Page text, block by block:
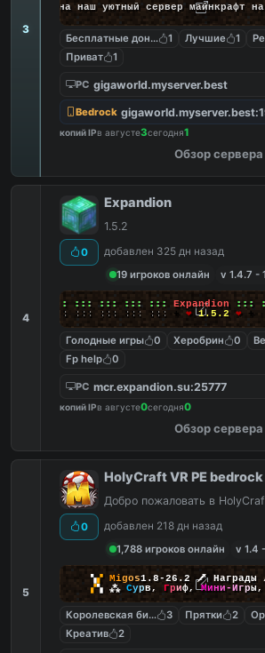
3
на наш уютный сервер майнкрафт
Бесплатные донат кейсы
1 Лучшие 1
Приват
1
PC gigaworld.myserver.best
Bedrock
копий IPв августе3сегодня1
Обзор сервера
4
0
Expandion
1.5.2
добавлен 325 дн назад
19 игроков онлайн
v 1.4.7 -
::: ::: ::: ::: ::: Expandion :::
::: ::: ::: ::: ::: ::: + ❤ 1.5.2 ❤+
Голодные игры 0 Херобрин 0
Fp help
0
PC mcr.expandion.su:25777
копий IPв августе0сегодня0
Обзор сервера
5
0
HolyCraft VR PE bedrock
Добро пожаловать в
добавлен 218 дн назад
1,788 игроков онлайн
v 1.4 -
▚▞ Migos1.8-26.2🗡
▞▚ ⁂ Сурв, Гриф,Мини-Игры,
Королевская битва3 Прятки 2
Креатив
2